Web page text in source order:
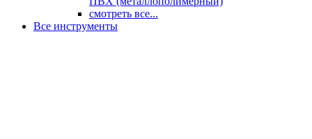
смотреть все...
Все инструменты